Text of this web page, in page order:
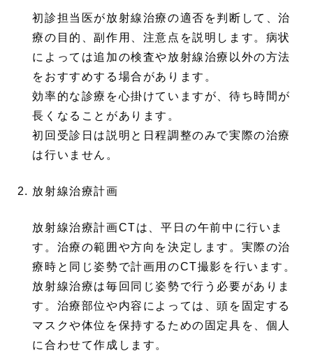
初診担当医が放射線治療の適否を判断して、治
療の目的、副作用、注意点を説明します。病状
によっては追加の検査や放射線治療以外の方法
をおすすめする場合があります。
効率的な診療を心掛けていますが、待ち時間が
長くなることがあります。
初回受診日は説明と日程調整のみで実際の治療
は行いません。
放射線治療計画
放射線治療計画CTは、平日の午前中に行いま
す。治療の範囲や方向を決定します。実際の治
療時と同じ姿勢で計画用のCT撮影を行います。
放射線治療は毎回同じ姿勢で行う必要がありま
す。治療部位や内容によっては、頭を固定する
マスクや体位を保持するための固定具を、個人
に合わせて作成します。